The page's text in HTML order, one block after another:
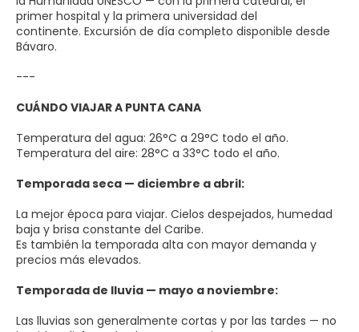
primer hospital y la primera universidad del
continente. Excursión de día completo disponible desde
Bávaro.
---
CUÁNDO VIAJAR A PUNTA CANA
Temperatura del agua: 26°C a 29°C todo el año.
Temperatura del aire: 28°C a 33°C todo el año.
Temporada seca — diciembre a abril:
La mejor época para viajar. Cielos despejados, humedad
baja y brisa constante del Caribe.
Es también la temporada alta con mayor demanda y
precios más elevados.
Temporada de lluvia — mayo a noviembre:
Las lluvias son generalmente cortas y por las tardes — no